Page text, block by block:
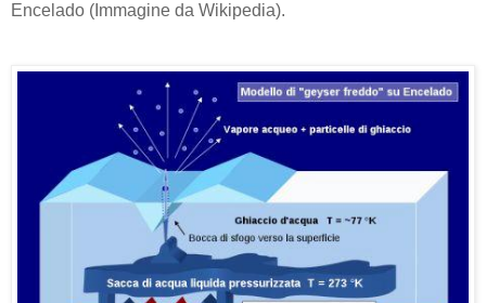
Encelado (Immagine da Wikipedia).